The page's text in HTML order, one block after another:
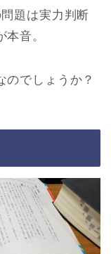
題は実力判断
音。
のでしょうか？